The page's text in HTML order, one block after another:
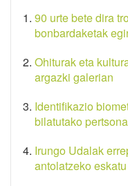
90 urte bete dira
bonbardaketak
Ohiturak eta
argazki galerian
Identifikazio
bilatutako
Irungo Udalak
antolatzeko